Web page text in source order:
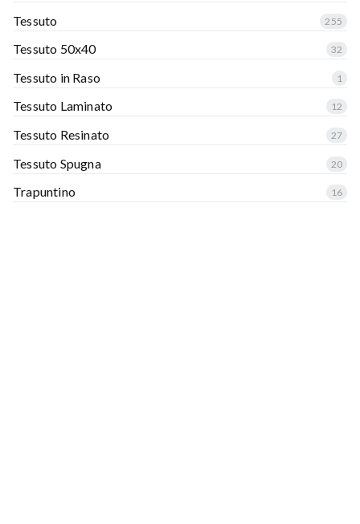
Tessuto 255
Tessuto 50x40 32
Tessuto in Raso 1
Tessuto Laminato 12
Tessuto Resinato 27
Tessuto Spugna 20
Trapuntino 16